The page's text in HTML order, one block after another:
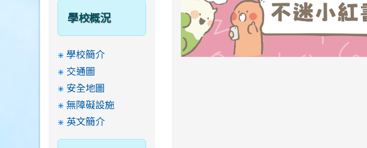
學校概況
學校簡介
交通圖
安全地圖
無障礙設施
英文簡介